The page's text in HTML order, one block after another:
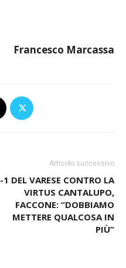
Articolo successivo
1-1 DEL VARESE CONTRO LA
VIRTUS CANTALUPO,
FACCONE: “DOBBIAMO